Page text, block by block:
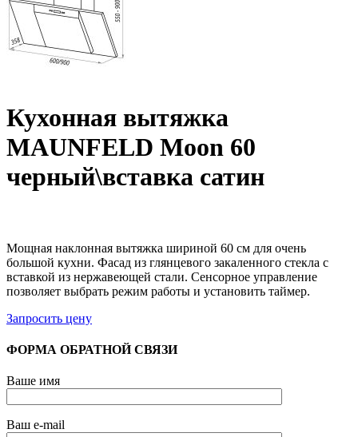
Кухонная вытяжка
MAUNFELD Moon 60
черный\вставка сатин
Мощная наклонная вытяжка шириной 60 см для очень
большой кухни. Фасад из глянцевого закаленного стекла с
вставкой из нержавеющей стали. Сенсорное управление
позволяет выбрать режим работы и установить таймер.
Запросить цену
ФОРМА ОБРАТНОЙ СВЯЗИ
Ваше имя
Ваш e-mail